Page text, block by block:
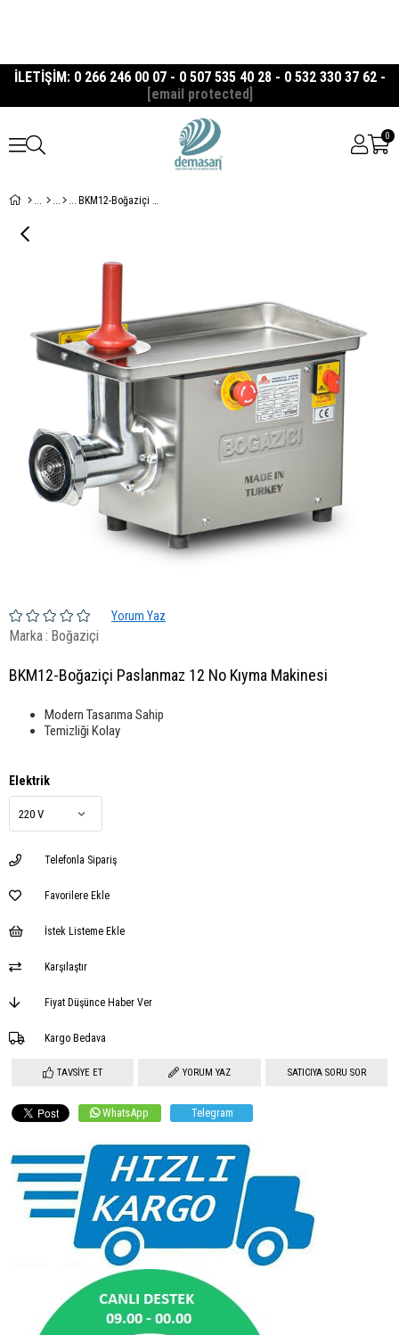
İLETİŞİM: 0 266 246 00 07 - 0 507 535 40 28 - 0 532 330 37 62 -
[email protected]
0
BKM12-Boğaziçi Paslanmaz 12 No Kıyma Makinesi
Yorum Yaz
Marka: Boğaziçi
BKM12-Boğaziçi Paslanmaz 12 No Kıyma Makinesi
Modern Tasarıma Sahip
Temizliği Kolay
Elektrik
Telefonla Sipariş
Favorilere Ekle
İstek Listeme Ekle
Karşılaştır
Fiyat Düşünce Haber Ver
Kargo Bedava
TAVSIYE ET YORUM YAZ SATICIYA SORU SOR
WhatsApp Telegram